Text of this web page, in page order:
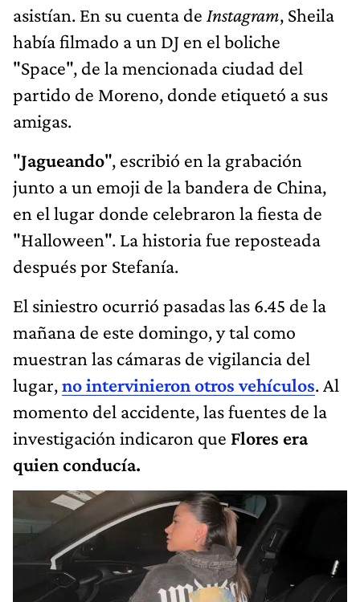
asistían. En su cuenta de Instagram, Sheila
había filmado a un DJ en el boliche
"Space", de la mencionada ciudad del
partido de Moreno, donde etiquetó a sus
amigas.
"Jagueando", escribió en la grabación
junto a un emoji de la bandera de China,
en el lugar donde celebraron la fiesta de
"Halloween". La historia fue reposteada
después por Stefanía.
El siniestro ocurrió pasadas las 6.45 de la
mañana de este domingo, y tal como
muestran las cámaras de vigilancia del
lugar,no intervinieron otros vehículos. Al
momento del accidente, las fuentes de la
investigación indicaron que Flores era
quien conducía.